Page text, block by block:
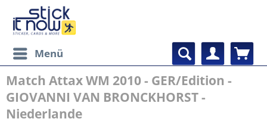
Menü
Match Attax WM 2010 - GER/Edition -
GIOVANNI VAN BRONCKHORST -
Niederlande